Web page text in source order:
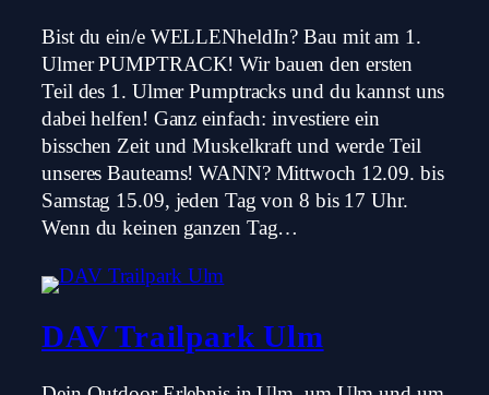
Bist du ein/e WELLENheldIn? Bau mit am 1.
Ulmer PUMPTRACK! Wir bauen den ersten
Teil des 1. Ulmer Pumptracks und du kannst uns
dabei helfen! Ganz einfach: investiere ein
bisschen Zeit und Muskelkraft und werde Teil
unseres Bauteams! WANN? Mittwoch 12.09. bis
Samstag 15.09, jeden Tag von 8 bis 17 Uhr.
Wenn du keinen ganzen Tag…
DAV Trailpark Ulm